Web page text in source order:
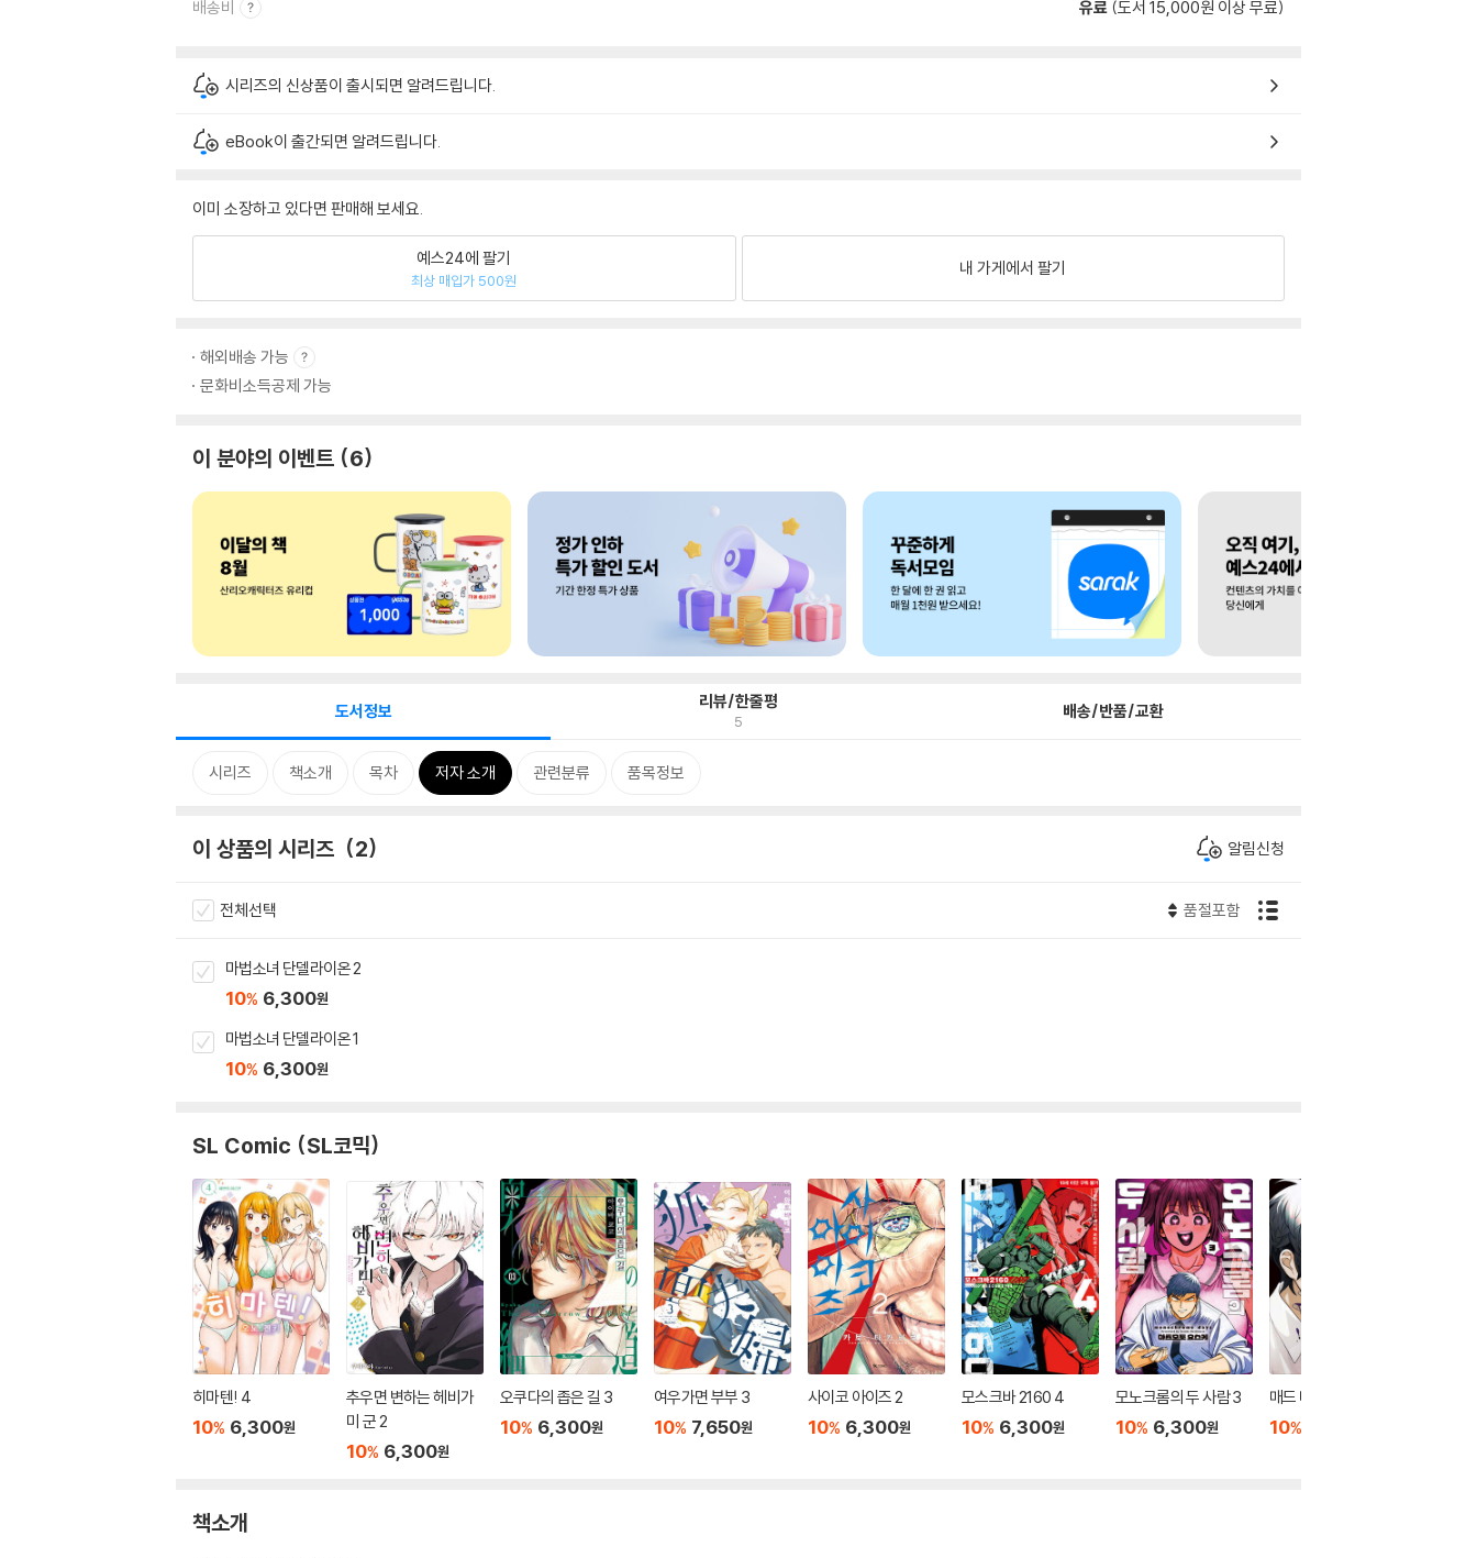
배송비 유료 (도서 15,000원 이상 무료)
시리즈의 신상품이 출시되면 알려드립니다.
eBook이 출간되면 알려드립니다.
이미 소장하고 있다면 판매해 보세요.
예스24에 팔기
최상 매입가 500원
내 가게에서 팔기
해외배송 가능
문화비소득공제 가능
이 분야의 이벤트 6
도서정보 리뷰/한줄평
5 배송/반품/교환
시리즈 책소개 목차 저자 소개 관련분류 품목정보
이 상품의 시리즈 2 알림신청
전체선택 품절포함
마법소녀 단델라이온 2
10% 6,300원
마법소녀 단델라이온 1
10% 6,300원
SL Comic (SL코믹)
히마텐! 4
10% 6,300원
추우면 변하는 헤비가
미 군 2
10% 6,300원
오쿠다의 좁은 길 3
10% 6,300원
여우가면 부부 3
10% 7,650원
사이코 아이즈 2
10% 6,300원
모스크바 2160 4
10% 6,300원
모노크롬의 두 사람 3
10% 6,300원
매드 미니스케이프 3
10%
책소개